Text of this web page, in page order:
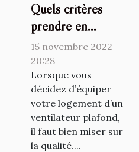
Quels critères
prendre en
compte pour
choisir un
ventilateur
plafond ?
15 novembre 2022
20:28
Lorsque vous
décidez d’équiper
votre logement d’un
ventilateur plafond,
il faut bien miser sur
la qualité....